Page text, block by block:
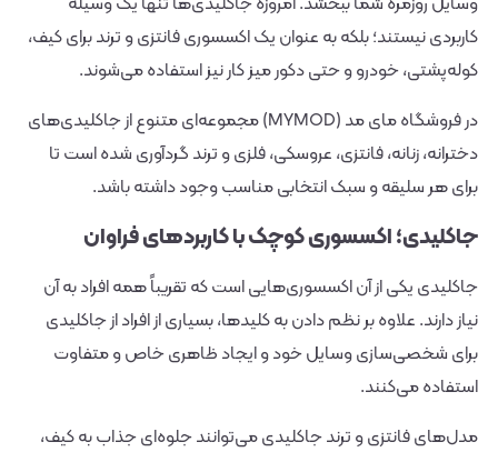
کاربردی نیستند؛ بلکه به عنوان یک اکسسوری فانتزی و ترند برای کیف،
کوله‌پشتی، خودرو و حتی دکور میز کار نیز استفاده می‌شوند.
در فروشگاه مای مد (MYMOD) مجموعه‌ای متنوع از جاکلیدی‌های
دخترانه، زنانه، فانتزی، عروسکی، فلزی و ترند گردآوری شده است تا
برای هر سلیقه و سبک انتخابی مناسب وجود داشته باشد.
جاکلیدی؛ اکسسوری کوچک با کاربردهای فراوان
جاکلیدی یکی از آن اکسسوری‌هایی است که تقریباً همه افراد به آن
نیاز دارند. علاوه بر نظم دادن به کلیدها، بسیاری از افراد از جاکلیدی
برای شخصی‌سازی وسایل خود و ایجاد ظاهری خاص و متفاوت
استفاده می‌کنند.
مدل‌های فانتزی و ترند جاکلیدی می‌توانند جلوه‌ای جذاب به کیف،